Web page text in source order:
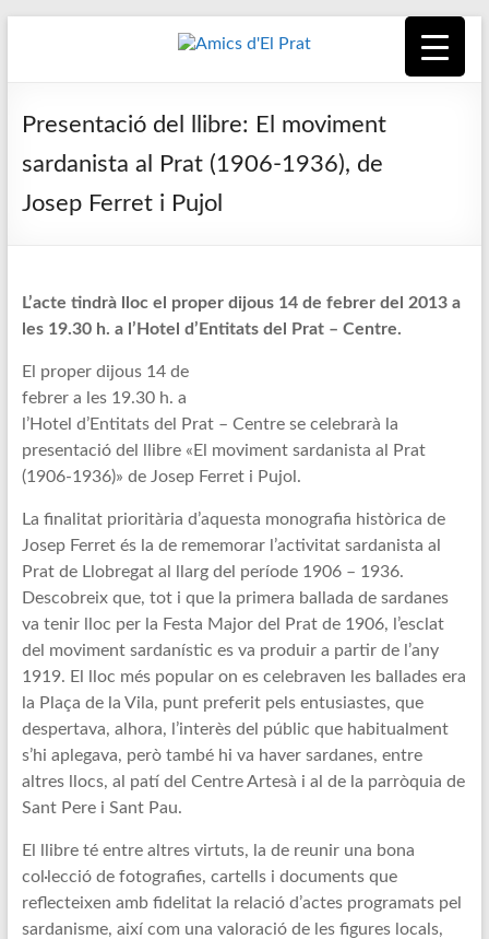
d'El
Prat
nascuda amb
la finalitat de
de la unió de
Presentació del llibre: El moviment
sardanista al Prat (1906-1936), de
Josep Ferret i Pujol
L’acte tindrà lloc el proper dijous 14 de febrer del 2013 a
les 19.30 h. a l’Hotel d’Entitats del Prat – Centre.
El proper dijous 14 de
febrer a les 19.30 h. a
l’Hotel d’Entitats del Prat – Centre se celebrarà la
presentació del llibre «El moviment sardanista al Prat
(1906-1936)» de Josep Ferret i Pujol.
La finalitat prioritària d’aquesta monografia històrica de
Josep Ferret és la de rememorar l’activitat sardanista al
Prat de Llobregat al llarg del període 1906 – 1936.
Descobreix que, tot i que la primera ballada de sardanes
va tenir lloc per la Festa Major del Prat de 1906, l’esclat
del moviment sardanístic es va produir a partir de l’any
1919. El lloc més popular on es celebraven les ballades era
la Plaça de la Vila, punt preferit pels entusiastes, que
despertava, alhora, l’interès del públic que habitualment
s’hi aplegava, però també hi va haver sardanes, entre
altres llocs, al patí del Centre Artesà i al de la parròquia de
Sant Pere i Sant Pau.
El llibre té entre altres virtuts, la de reunir una bona
col·lecció de fotografies, cartells i documents que
reflecteixen amb fidelitat la relació d’actes programats pel
sardanisme, així com una valoració de les figures locals,